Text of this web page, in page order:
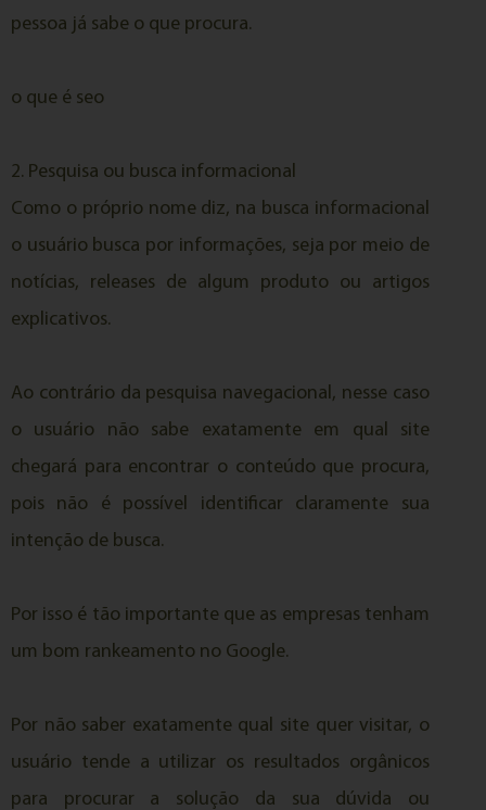
pessoa já sabe o que procura.
o que é seo
2. Pesquisa ou busca informacional
Como o próprio nome diz, na busca informacional
o usuário busca por informações, seja por meio de
notícias, releases de algum produto ou artigos
explicativos.
Ao contrário da pesquisa navegacional, nesse caso
o usuário não sabe exatamente em qual site
chegará para encontrar o conteúdo que procura,
pois não é possível identificar claramente sua
intenção de busca.
Por isso é tão importante que as empresas tenham
um bom rankeamento no Google.
Por não saber exatamente qual site quer visitar, o
usuário tende a utilizar os resultados orgânicos
para procurar a solução da sua dúvida ou